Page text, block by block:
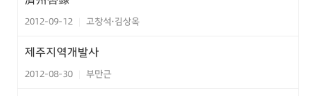
2012-09-12 고창석·김상옥
제주지역개발사
2012-08-30 부만근